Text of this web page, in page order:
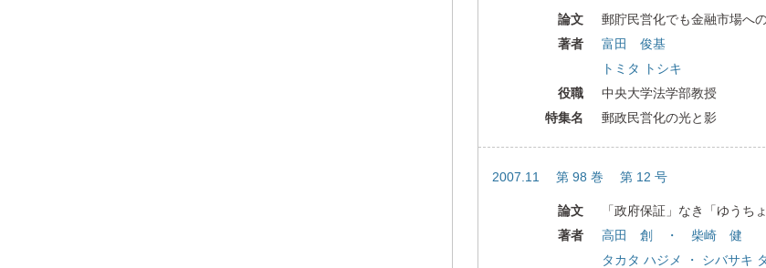
論文
郵貯民営化でも金融市場へ
著者
富田 俊基
トミタ トシキ
役職
中央大学法学部教授
特集名
郵政民営化の光と影
2007.11 第 98 巻 第 12 号
論文
「政府保証」なき「ゆうち
著者
高田 創 ・ 柴崎 健
タカタ ハジメ ・ シバサキ